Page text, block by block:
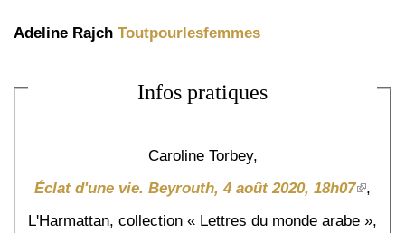
Adeline Rajch Toutpourlesfemmes
Infos pratiques
Caroline Torbey,
Éclat d'une vie. Beyrouth, 4 août 2020, 18h07(le
est
,
L'Harmattan, collection « Lettres du monde arabe »,